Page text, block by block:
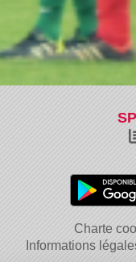
Charte
Informations